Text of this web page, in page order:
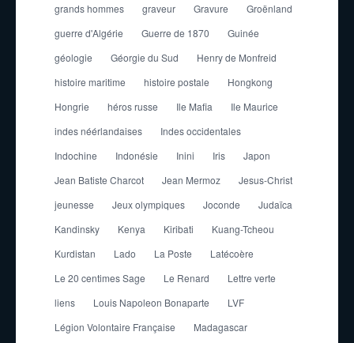
grands hommes
graveur Gravure
Groënland
guerre d'Algérie
Guerre de 1870
Guinée
géologie
Géorgie du Sud
Henry de Monfreid
histoire maritime
histoire postale
Hongkong
Hongrie
héros russe Ile Mafia
Ile Maurice
indes néérlandaises
Indes occidentales
Indochine
Indonésie Inini Iris
Japon
Jean Batiste Charcot
Jean Mermoz
Jesus-Christ
jeunesse
Jeux olympiques Joconde
Judaïca
Kandinsky
Kenya Kiribati
Kuang-Tcheou
Kurdistan
Lado La Poste
Latécoère
Le 20 centimes Sage
Le Renard
Lettre verte
liens
Louis Napoleon Bonaparte
LVF
Légion Volontaire Française
Madagascar